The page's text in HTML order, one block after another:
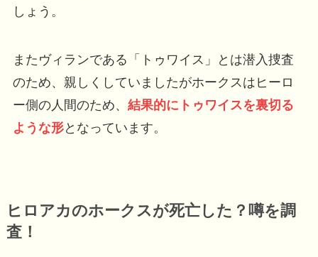
しょう。
またヴィランである「トゥワイス」とは潜入捜査
のため、親しくしていましたがホークスはヒーロ
ー側の人間のため、 結果的にトゥワイスを裏切る
ような形となっています。
ヒロアカのホークスが死亡した？噂を調
査！